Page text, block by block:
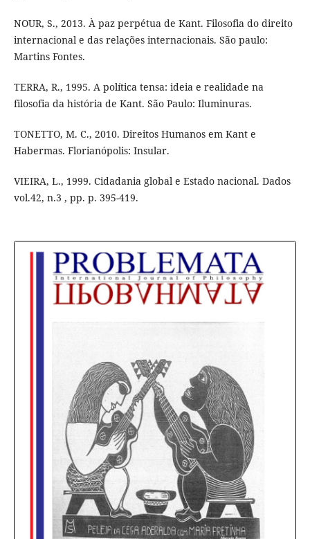
NOUR, S., 2013. À paz perpétua de Kant. Filosofia do direito
internacional e das relações internacionais. São paulo:
Martins Fontes.
TERRA, R., 1995. A política tensa: ideia e realidade na
filosofia da história de Kant. São Paulo: Iluminuras.
TONETTO, M. C., 2010. Direitos Humanos em Kant e
Habermas. Florianópolis: Insular.
VIEIRA, L., 1999. Cidadania global e Estado nacional. Dados
vol.42, n.3 , pp. p. 395-419.